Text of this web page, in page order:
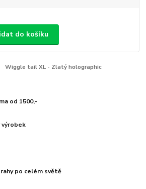
do košíku
Wiggle tail XL - Zlatý holographic
od 1500,-
výrobek
po celém světě